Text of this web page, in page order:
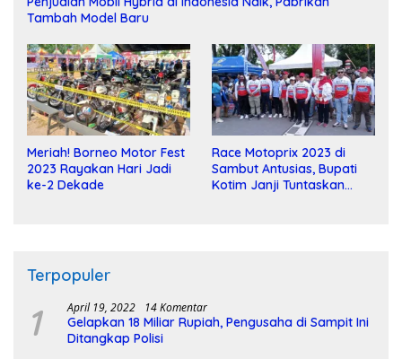
Tambah Model Baru
Meriah! Borneo Motor Fest
2023 Rayakan Hari Jadi
ke-2 Dekade
Race Motoprix 2023 di
Sambut Antusias, Bupati
Kotim Janji Tuntaskan
Terpopuler
1 April 19, 2022 14 Komentar
Gelapkan 18 Miliar Rupiah, Pengusaha di Sampit Ini
Ditangkap Polisi